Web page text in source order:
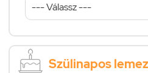
Szülinapos